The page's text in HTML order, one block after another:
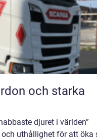
och starka
djuret i världen”
uthållighet för att öka